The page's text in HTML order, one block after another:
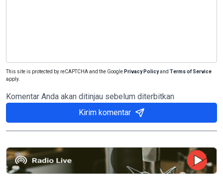
This site is protected by reCAPTCHA and the Google Privacy Policyand Terms of Service
apply.
Komentar Anda akan ditinjau sebelum diterbitkan
Kirim komentar